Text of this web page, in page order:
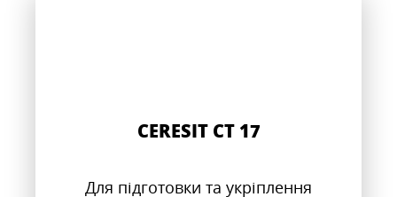
CERESIT CT 17
Для підготовки та укріплення